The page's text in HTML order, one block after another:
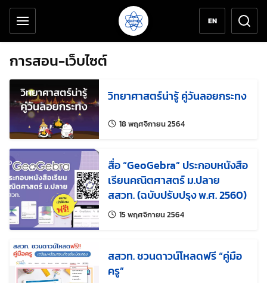
ข้ามไปยังเนื้อหาหลัก
เครื่องมือช่วยเหลือ
EN
การสอน-เว็บไซต์
วิทยาศาสตร์น่ารู้ คู่วันลอยกระทง
18 พฤศจิกายน 2564แก้ไขล่าสุดเมื่อ:
สื่อ “GeoGebra” ประกอบหนังสือ
เรียนคณิตศาสตร์ ม.ปลาย
สสวท. (ฉบับปรับปรุง พ.ศ. 2560)
15 พฤศจิกายน 2564แก้ไขล่าสุดเมื่อ:
สสวท. ชวนดาวน์โหลดฟรี “คู่มือ
ครู”